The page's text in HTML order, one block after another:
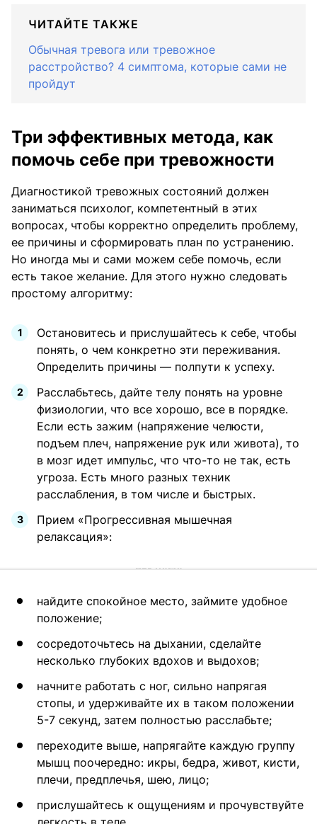
ЧИТАЙТЕ ТАКЖЕ
Обычная тревога или тревожное
расстройство? 4 симптома, которые сами не
пройдут
Три эффективных метода, как
помочь себе при тревожности
Диагностикой тревожных состояний должен
заниматься психолог, компетентный в этих
вопросах, чтобы корректно определить проблему,
ее причины и сформировать план по устранению.
Но иногда мы и сами можем себе помочь, если
есть такое желание. Для этого нужно следовать
простому алгоритму:
Остановитесь и прислушайтесь к себе, чтобы
понять, о чем конкретно эти переживания.
Определить причины — полпути к успеху.
Расслабьтесь, дайте телу понять на уровне
физиологии, что все хорошо, все в порядке.
Если есть зажим (напряжение челюсти,
подъем плеч, напряжение рук или живота), то
в мозг идет импульс, что что-то не так, есть
угроза. Есть много разных техник
расслабления, в том числе и быстрых.
Прием «Прогрессивная мышечная
релаксация»:
найдите спокойное место, займите удобное
положение;
сосредоточьтесь на дыхании, сделайте
несколько глубоких вдохов и выдохов;
начните работать с ног, сильно напрягая
стопы, и удерживайте их в таком положении
5-7 секунд, затем полностью расслабьте;
переходите выше, напрягайте каждую группу
мышц поочередно: икры, бедра, живот, кисти,
плечи, предплечья, шею, лицо;
прислушайтесь к ощущениям и прочувствуйте